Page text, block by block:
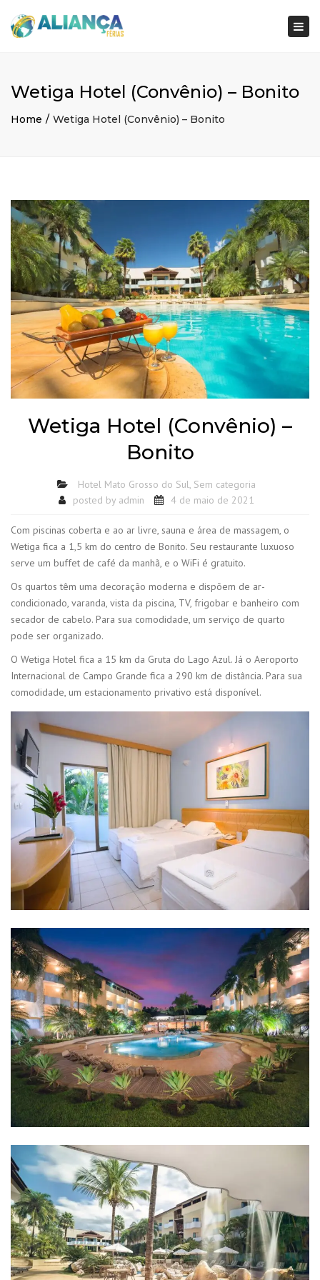
Wetiga Hotel (Convênio) – Bonito
Home Wetiga Hotel (Convênio) – Bonito
Wetiga Hotel (Convênio) –
Bonito
Hotel Mato Grosso do Sul, Sem categoria
posted by admin 4 de maio de 2021
Com piscinas coberta e ao ar livre, sauna e área de massagem, o
Wetiga fica a 1,5 km do centro de Bonito. Seu restaurante luxuoso
serve um buffet de café da manhã, e o WiFi é gratuito.
Os quartos têm uma decoração moderna e dispõem de ar-
condicionado, varanda, vista da piscina, TV, frigobar e banheiro com
secador de cabelo. Para sua comodidade, um serviço de quarto
pode ser organizado.
O Wetiga Hotel fica a 15 km da Gruta do Lago Azul. Já o Aeroporto
Internacional de Campo Grande fica a 290 km de distância. Para sua
comodidade, um estacionamento privativo está disponível.